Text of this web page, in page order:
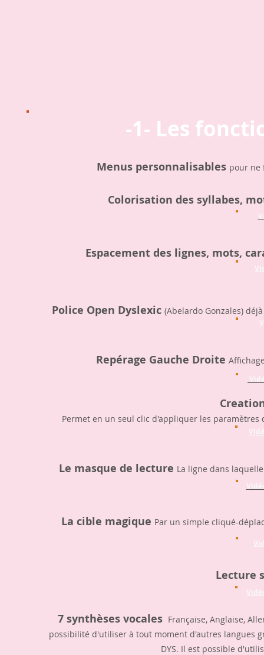
-1- Les
Menus personnalisables pour ne
Colorisation des syllabes,
Espacement des lignes, mots,
Police Open Dyslexic (Abelardo Gonzales)
Repérage Gauche Droite
Permet en un seul clic d'appliquer les paramètres
Le masque de lecture La ligne dans
La cible magique Par un simple cliqué-
Lecture
7 synthèses vocales Française, Anglaise,
possibilité d'utiliser à tout moment d'autres langues
DYS. Il est possible